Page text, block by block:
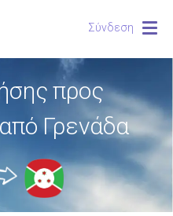
Σύνδεση
προς
Γρενάδα